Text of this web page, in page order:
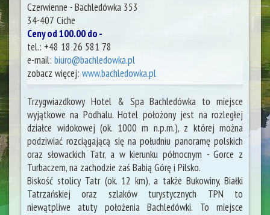
Czerwienne - Bachledówka 353
34-407 Ciche
Ceny od 100.00 do -
tel.: +48 18 26 581 78
e-mail: biuro@bachledowka.pl
zobacz więcej: www.bachledowka.pl
Trzygwiazdkowy Hotel & Spa Bachledówka to miejsce
wyjątkowe na Podhalu. Hotel położony jest na rozległej
działce widokowej (ok. 1000 m n.p.m.), z której można
podziwiać rozciągającą się na południu panoramę polskich
oraz słowackich Tatr, a w kierunku północnym - Gorce z
Turbaczem, na zachodzie zaś Babią Górę i Pilsko.
Biskość stolicy Tatr (ok. 12 km), a także Bukowiny, Białki
Tatrzańskiej oraz szlaków turystycznych TPN to
niewątpliwe atuty położenia Bachledówki. To miejsce